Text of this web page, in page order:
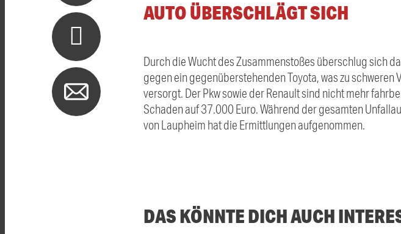
AUTO ÜBERSCHLÄGT SICH
Durch die Wucht des Zusammenstoßes überschlug sich
gegen ein gegenüberstehenden Toyota, was zu
versorgt. Der Pkw sowie der Renault sind nicht mehr
Schaden auf 37.000 Euro. Während der gesamten
von Laupheim hat die Ermittlungen aufgenommen.
DAS KÖNNTE DICH AUCH